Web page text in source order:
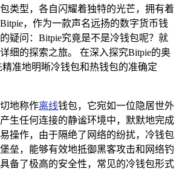
类型，各自闪耀着独特的光芒，拥有着
，作为一款声名远扬的数字货币钱
疑问：Bitpie究竟是不是冷钱包呢？就
细的探索之旅。 在深入探究Bitpie的奥
准地明晰冷钱包和热钱包的准确定
地称作离线钱包，它宛如一位隐居世外
生任何连接的静谧环境中，默默地完成
操作，由于隔绝了网络的纷扰，冷钱包
垒，能够有效地抵御黑客攻击和网络钓
备了极高的安全性，常见的冷钱包形式